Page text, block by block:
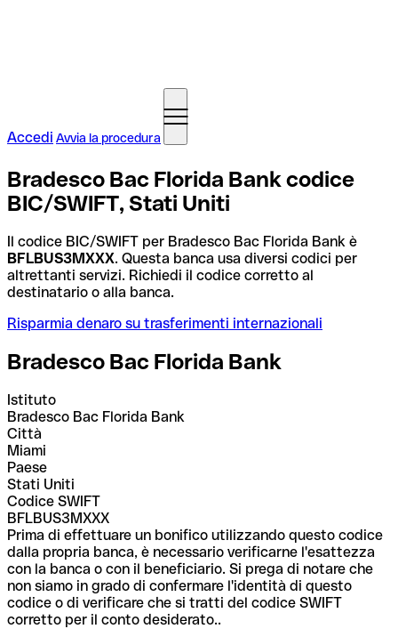
Accedi Avvia la procedura
Bradesco Bac Florida Bank codice
BIC/SWIFT, Stati Uniti
Il codice BIC/SWIFT per Bradesco Bac Florida Bank è
BFLBUS3MXXX. Questa banca usa diversi codici per
altrettanti servizi. Richiedi il codice corretto al
destinatario o alla banca.
Risparmia denaro su trasferimenti internazionali
Bradesco Bac Florida Bank
Istituto
Bradesco Bac Florida Bank
Città
Miami
Paese
Stati Uniti
Codice SWIFT
BFLBUS3MXXX
Prima di effettuare un bonifico utilizzando questo codice
dalla propria banca, è necessario verificarne l'esattezza
con la banca o con il beneficiario. Si prega di notare che
non siamo in grado di confermare l'identità di questo
codice o di verificare che si tratti del codice SWIFT
corretto per il conto desiderato..